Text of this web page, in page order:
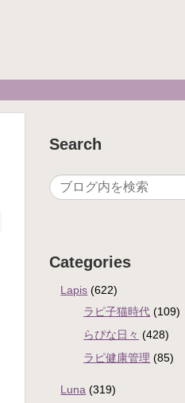
Search
Categories
Lapis (622)
ラピ子猫時代 (109)
らぴな日々 (428)
ラピ健康管理 (85)
Luna (319)